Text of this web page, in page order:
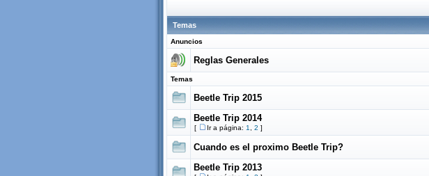
Temas
Anuncios
Reglas Generales
Temas
Beetle Trip 2015
Beetle Trip 2014
[ Ir a página: 1 2 ]
Cuando es el proximo Beetle Trip?
Beetle Trip 2013